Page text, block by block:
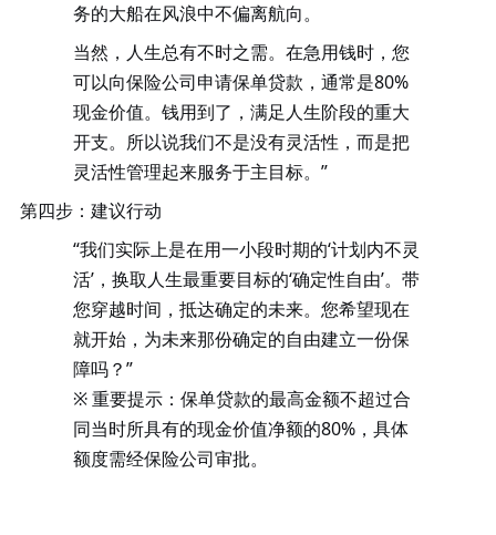
务的大船在风浪中不偏离航向。
当然，人生总有不时之需。在急用钱时，您
可以向保险公司申请保单贷款 ，通常是80%
现金价值。钱用到了，满足人生阶段的重大
开支。所以说我们不是没有灵活性，而是把
灵活性管理起来服务于主目标。”
第四步：建议行动
“我们实际上是在用一小段时期的‘计划内不灵
活’，换取人生最重要目标的‘确定性自由’。带
您穿越时间，抵达确定的未来。您希望现在
就开始，为未来那份确定的自由建立一份保
障吗？”
※ 重要提示：保单贷款的最高金额不超过合
同当时所具有的现金价值净额的80%，具体
额度需经保险公司审批。